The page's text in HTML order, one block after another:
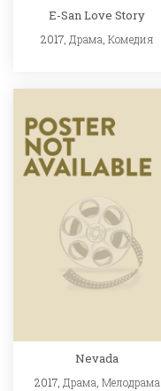
E-San Love Story
2017, Драма Комедия
Nevada
2017, Драма, Мелодрама